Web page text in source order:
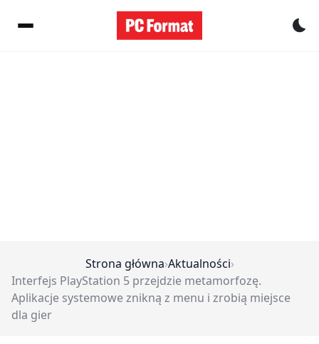
Strona główna›Aktualności›
Interfejs PlayStation 5 przejdzie metamorfozę.
Aplikacje systemowe znikną z menu i zrobią miejsce
dla gier